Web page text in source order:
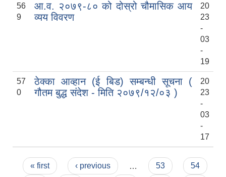
56
9
आ.व. २०७९-८० को दोस्रो चौमासिक आय
व्यय विवरण
20
23
-
03
-
19
57
0
ठेक्का आव्हान (ई बिड) सम्बन्धी सूचना (
गौतम बुद्ध संदेश - मिति २०७९/१२/०३ )
20
23
-
03
-
17
Pages
« first ‹ previous 53
54